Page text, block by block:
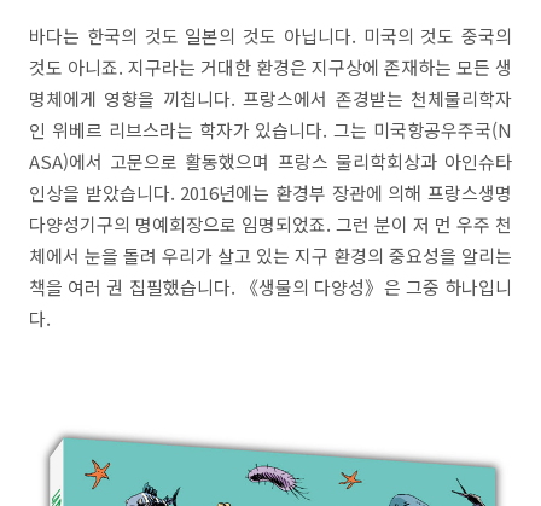
바다는 한국의 것도 일본의 것도 아닙니다. 미국의 것도 중국의
것도 아니죠. 지구라는 거대한 환경은 지구상에 존재하는 모든 생
명체에게 영향을 끼칩니다. 프랑스에서 존경받는 천체물리학자
인 위베르 리브스라는 학자가 있습니다. 그는 미국항공우주국(N
ASA)에서 고문으로 활동했으며 프랑스 물리학회상과 아인슈타
인상을 받았습니다. 2016년에는 환경부 장관에 의해 프랑스생명
다양성기구의 명예회장으로 임명되었죠. 그런 분이 저 먼 우주 천
체에서 눈을 돌려 우리가 살고 있는 지구 환경의 중요성을 알리는
책을 여러 권 집필했습니다. 《생물의 다양성》은 그중 하나입니
다.